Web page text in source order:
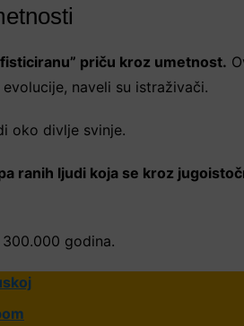
priču kroz umetnost.
naveli su istraživači.
oko divlje svinje.
ranih ljudi koja se kroz
godina.